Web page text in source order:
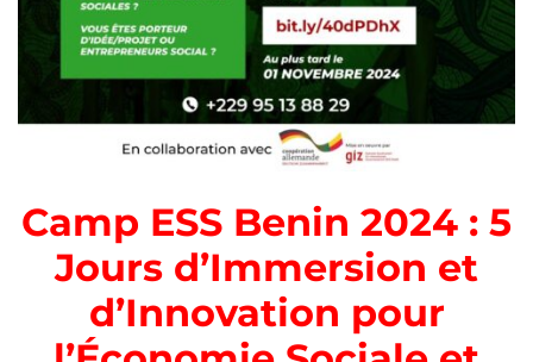
Camp ESS Benin 2024 : 5
Jours d’Immersion et
d’Innovation pour